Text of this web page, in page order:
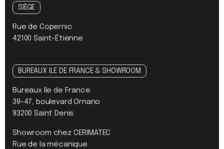
SIÈGE
Rue de Copernic
42100 Saint-Étienne
BUREAUX ILE DE FRANCE & SHOWROOM
Bureaux Ile de France
39-47, boulevard Ornano
93200 Saint Denis
Showroom chez CERIMATEC
Rue de la mécanique